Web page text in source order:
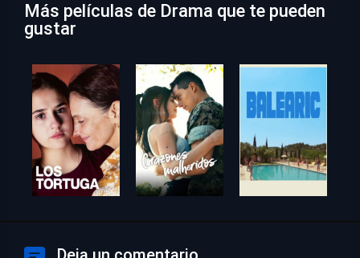
Más películas de Drama que te pueden
gustar